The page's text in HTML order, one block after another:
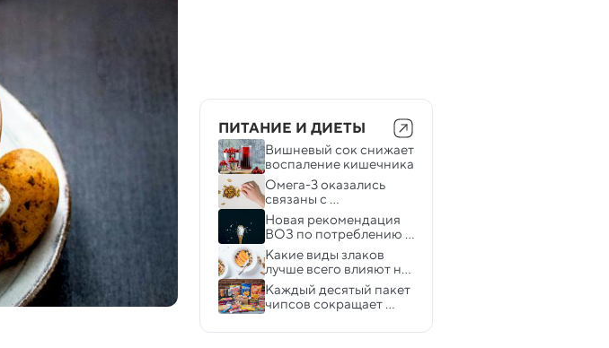
ПИТАНИЕ И ДИЕТЫ
Вишневый сок снижает
воспаление кишечника
Омега-3 оказались
связаны с
воспалениями в
организме
Новая рекомендация
ВОЗ по потреблению
соли: что нужно знать
Какие виды злаков
лучше всего влияют на
работу мозга, а каких
следует избегать
Каждый десятый пакет
чипсов сокращает
вашу жизнь на 3%:
исследование